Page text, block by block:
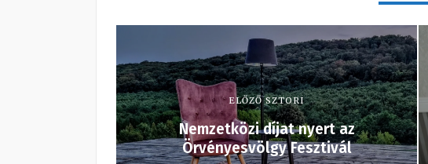
ELŐZŐ SZTORI
Nemzetközi díjat nyert az
Örvényesvölgy Fesztivál